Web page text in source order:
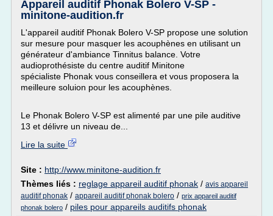
Appareil auditif Phonak Bolero V-SP -
minitone-audition.fr
L'appareil auditif Phonak Bolero V-SP propose une solution
sur mesure pour masquer les acouphènes en utilisant un
générateur d'ambiance Tinnitus balance. Votre
audioprothésiste du centre auditif Minitone
spécialiste Phonak vous conseillera et vous proposera la
meilleure soluion pour les acouphènes.
Le Phonak Bolero V-SP est alimenté par une pile auditive
13 et délivre un niveau de...
Lire la suite
Site : http://www.minitone-audition.fr
Thèmes liés : reglage appareil auditif phonak / avis appareil
auditif phonak / appareil auditif phonak bolero / prix appareil auditif
phonak bolero / piles pour appareils auditifs phonak